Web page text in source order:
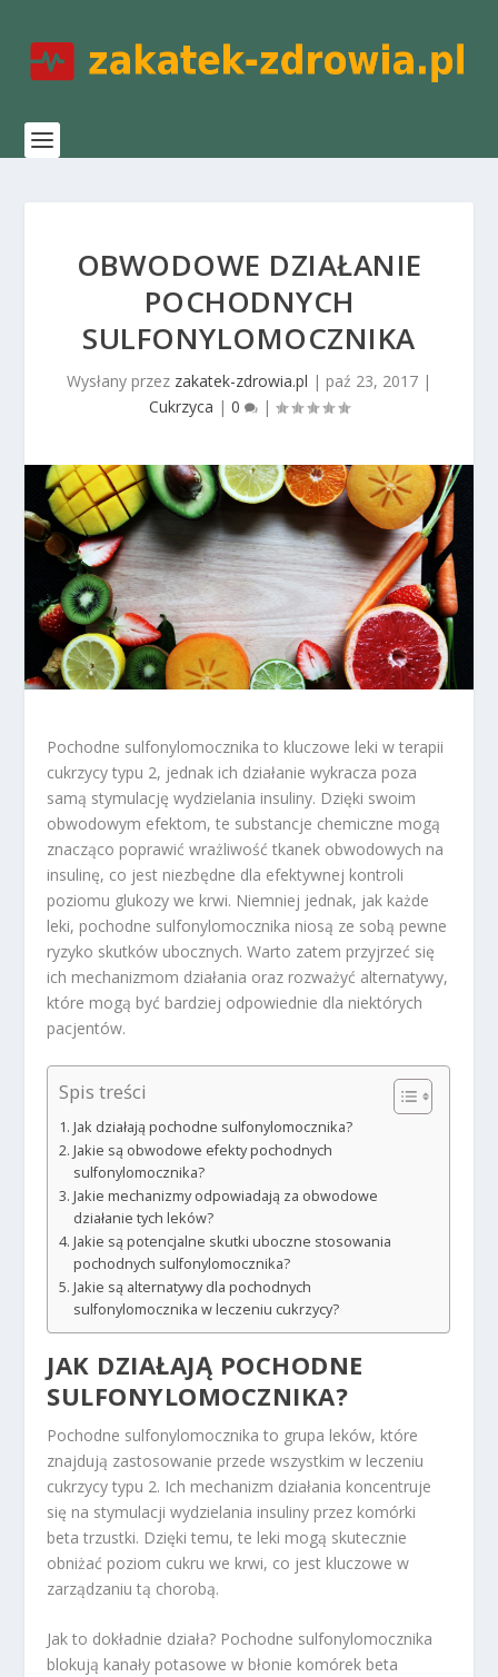
OBWODOWE DZIAŁANIE
POCHODNYCH
SULFONYLOMOCZNIKA
Wysłany przez zakatek-zdrowia.pl | paź 23, 2017 |
Cukrzyca | 0 |
Pochodne sulfonylomocznika to kluczowe leki w terapii
cukrzycy typu 2, jednak ich działanie wykracza poza
samą stymulację wydzielania insuliny. Dzięki swoim
obwodowym efektom, te substancje chemiczne mogą
znacząco poprawić wrażliwość tkanek obwodowych na
insulinę, co jest niezbędne dla efektywnej kontroli
poziomu glukozy we krwi. Niemniej jednak, jak każde
leki, pochodne sulfonylomocznika niosą ze sobą pewne
ryzyko skutków ubocznych. Warto zatem przyjrzeć się
ich mechanizmom działania oraz rozważyć alternatywy,
które mogą być bardziej odpowiednie dla niektórych
pacjentów.
Spis treści
Jak działają pochodne sulfonylomocznika?
Jakie są obwodowe efekty pochodnych
sulfonylomocznika?
Jakie mechanizmy odpowiadają za obwodowe
działanie tych leków?
Jakie są potencjalne skutki uboczne stosowania
pochodnych sulfonylomocznika?
Jakie są alternatywy dla pochodnych
sulfonylomocznika w leczeniu cukrzycy?
JAK DZIAŁAJĄ POCHODNE
SULFONYLOMOCZNIKA?
Pochodne sulfonylomocznika to grupa leków, które
znajdują zastosowanie przede wszystkim w leczeniu
cukrzycy typu 2. Ich mechanizm działania koncentruje
się na stymulacji wydzielania insuliny przez komórki
beta trzustki. Dzięki temu, te leki mogą skutecznie
obniżać poziom cukru we krwi, co jest kluczowe w
zarządzaniu tą chorobą.
Jak to dokładnie działa? Pochodne sulfonylomocznika
blokują kanały potasowe w błonie komórek beta